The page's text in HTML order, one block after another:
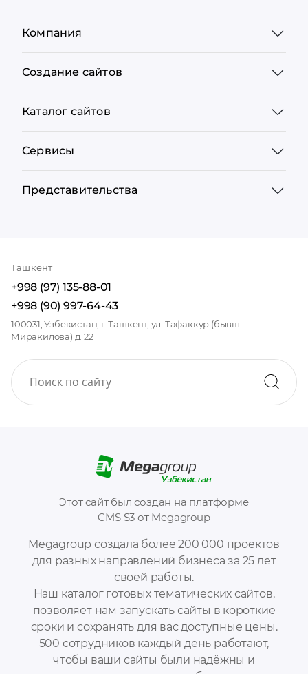
Megagroup создала более 200 000 проектов
для разных направлений бизнеса за 25 лет
своей работы.
Наш каталог готовых тематических сайтов,
позволяет нам запускать сайты в короткие
сроки и сохранять для вас доступные цены.
500 сотрудников каждый день работают,
чтобы ваши сайты были надёжны и
Этот сайт был создан на платформе
CMS S3 от Megagroup
Компания
Создание сайтов
Каталог сайтов
Сервисы
Представительства
Ташкент
+998 (97) 135-88-01
+998 (90) 997-64-43
100031, Узбекистан, г. Ташкент, ул. Тафаккур (бывш.
Миракилова) д. 22